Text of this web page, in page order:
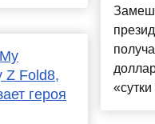
Z Fold8,
героя